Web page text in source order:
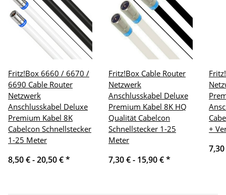
Fritz!Box 6660 / 6670 /
6690 Cable Router
Netzwerk
Anschlusskabel Deluxe
Premium Kabel 8K
Cabelcon Schnellstecker
1-25 Meter
8,50 € -20,50 €*
Fritz!Box Cable Router
Netzwerk
Anschlusskabel Deluxe
Premium Kabel 8K HQ
Qualität Cabelcon
Schnellstecker 1-25
Meter
7,30 € - 15,90 €*
+